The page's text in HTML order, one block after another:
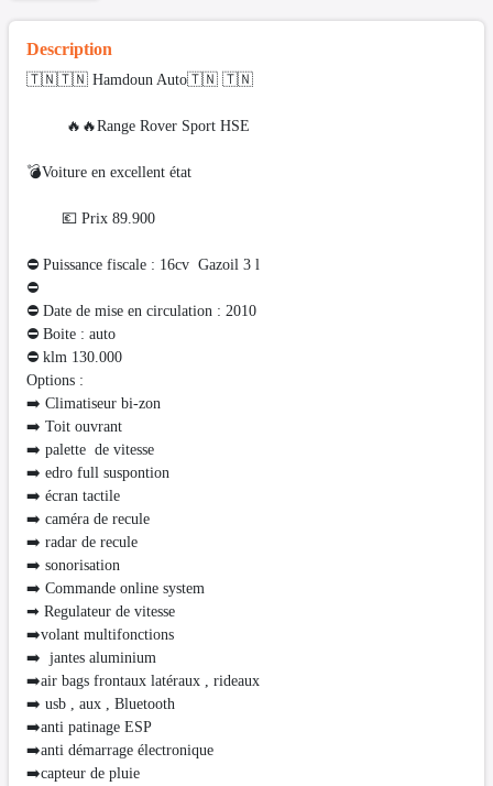
Description
🇹🇳🇹🇳 Hamdoun Auto🇹🇳 🇹🇳
🔥🔥Range Rover Sport HSE
💣Voiture en excellent état
💶 Prix 89.900
⛔ Puissance fiscale : 16cv Gazoil 3 l
⛔️
⛔ Date de mise en circulation : 2010
⛔ Boite : auto
⛔️ klm 130.000
Options :
➡️ Climatiseur bi-zon
➡️ Toit ouvrant
➡️ palette de vitesse
➡️ edro full suspontion
➡️ écran tactile
➡️ caméra de recule
➡️ radar de recule
➡️ sonorisation
➡️ Commande online system
➡ Regulateur de vitesse
➡️volant multifonctions
➡️ jantes aluminium
➡️air bags frontaux latéraux , rideaux
➡️ usb , aux , Bluetooth
➡️anti patinage ESP
➡️anti démarrage électronique
➡️capteur de pluie